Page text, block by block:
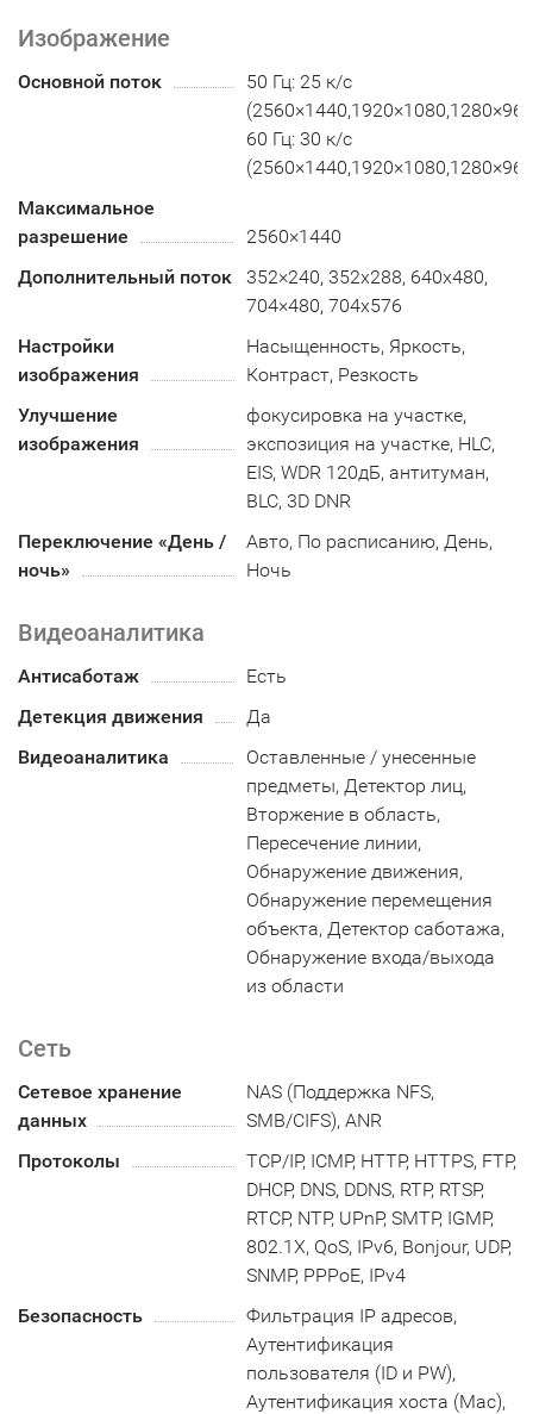
Изображение
Основной поток
50 Гц: 25 к/с
60 Гц: 30 к/с
Максимальное
разрешение
2560×1440
Дополнительный поток
352×240, 352х288, 640x480,
704×480, 704x576
Настройки
изображения
Насыщенность, Яркость,
Контраст, Резкость
Улучшение
изображения
фокусировка на участке,
экспозиция на участке, HLC,
EIS, WDR 120дБ, антитуман,
BLC, 3D DNR
Переключение «День /
ночь»
Авто, По расписанию, День,
Ночь
Видеоаналитика
Антисаботаж
Есть
Детекция движения
Да
Видеоаналитика
Оставленные / унесенные
предметы, Детектор лиц,
Вторжение в область,
Пересечение линии,
Обнаружение движения,
Обнаружение перемещения
объекта, Детектор саботажа,
Обнаружение входа/выхода
из области
Сеть
Сетевое хранение
данных
NAS (Поддержка NFS,
SMB/CIFS), ANR
Протоколы
TCP/IP, ICMP, HTTP, HTTPS, FTP,
DHCP, DNS, DDNS, RTP, RTSP,
RTCP, NTP, UPnP, SMTP, IGMP,
802.1X, QoS, IPv6, Bonjour, UDP,
SNMP, PPPoE, IPv4
Безопасность
Фильтрация IP адресов,
Аутентификация
пользователя (ID и PW),
Аутентификация хоста (Mac),